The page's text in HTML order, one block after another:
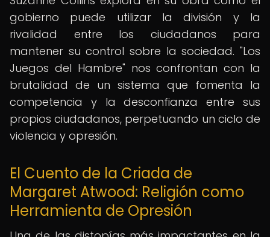
gobierno puede utilizar la división y la
rivalidad entre los ciudadanos para
mantener su control sobre la sociedad. "Los
Juegos del Hambre" nos confrontan con la
brutalidad de un sistema que fomenta la
competencia y la desconfianza entre sus
propios ciudadanos, perpetuando un ciclo de
violencia y opresión.
El Cuento de la Criada de
Margaret Atwood: Religión como
Herramienta de Opresión